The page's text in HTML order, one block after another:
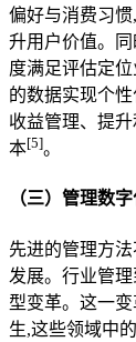
偏好与消费习
升用户价值。
度满足评估定
的数据实现个
收益管理、提
本[5]。
（三）管理数
先进的管理方
发展。行业管
型变革。这一
生,这些领域中